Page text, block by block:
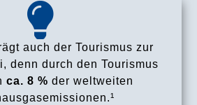
auch der Tourismus zur
denn durch den Tourismus
ca. 8 % der weltweiten